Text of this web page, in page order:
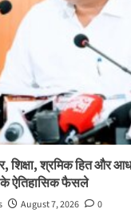
शिक्षा, श्रमिक हित और
के ऐतिहासिक फैसले
August 7, 2026 0